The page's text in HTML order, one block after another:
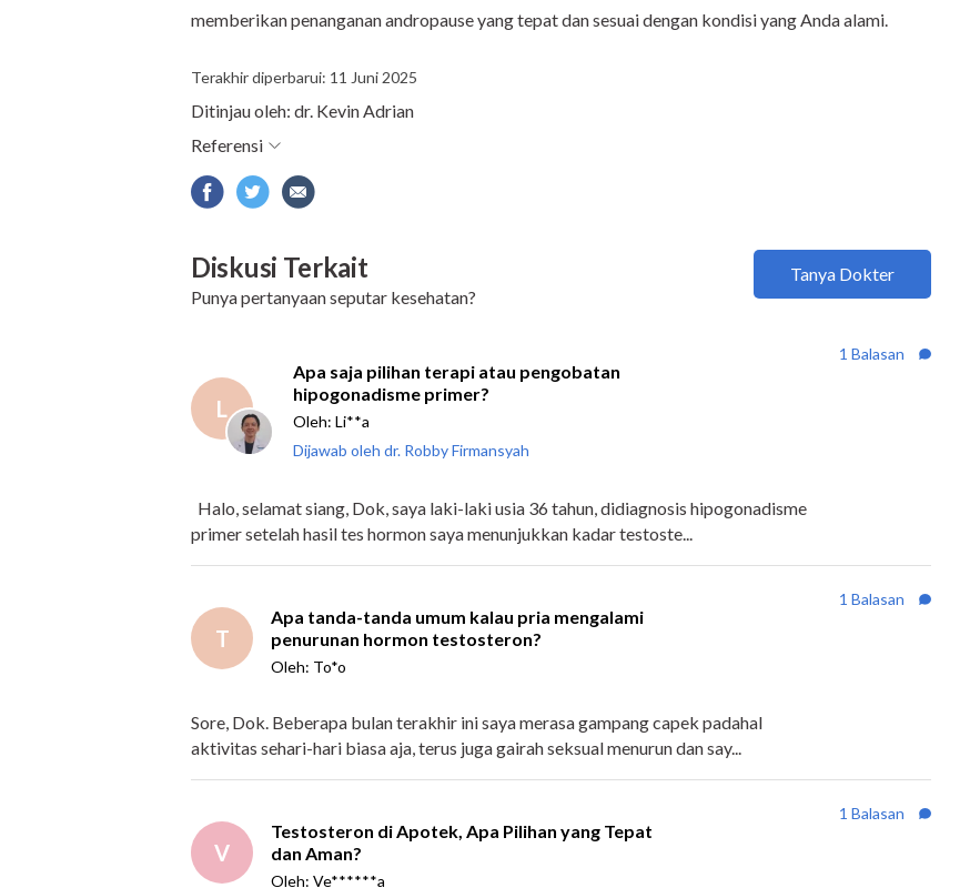
memberikan penanganan andropause yang tepat dan sesuai dengan kondisi yang Anda alami.
Terakhir diperbarui: 11 Juni 2025